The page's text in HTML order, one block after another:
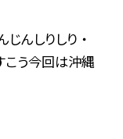
じんしりしり ・
こう今回は沖縄